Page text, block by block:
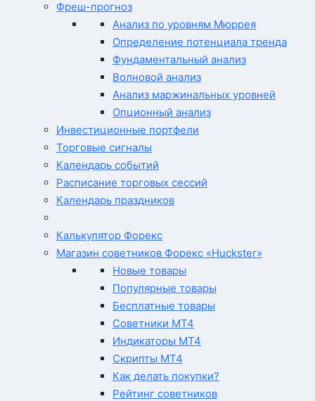
Фреш-прогноз
Анализ по уровням Мюррея
Определение потенциала тренда
Фундаментальный анализ
Волновой анализ
Анализ маржинальных уровней
Опционный анализ
Инвестиционные портфели
Торговые сигналы
Календарь событий
Расписание торговых сессий
Календарь праздников
Калькулятор Форекс
Магазин советников Форекс «Huckster»
Новые товары
Популярные товары
Бесплатные товары
Советники MT4
Индикаторы MT4
Скрипты MT4
Как делать покупки?
Рейтинг советников